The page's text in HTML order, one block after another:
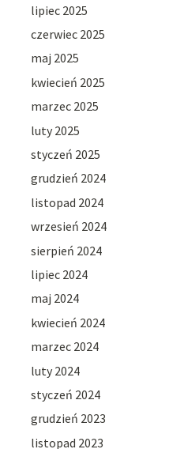
lipiec 2025
czerwiec 2025
maj 2025
kwiecień 2025
marzec 2025
luty 2025
styczeń 2025
grudzień 2024
listopad 2024
wrzesień 2024
sierpień 2024
lipiec 2024
maj 2024
kwiecień 2024
marzec 2024
luty 2024
styczeń 2024
grudzień 2023
listopad 2023